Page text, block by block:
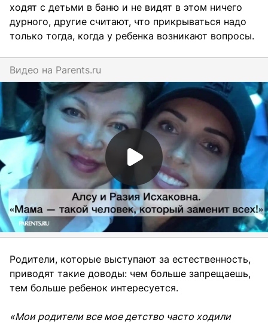
ходят с детьми в баню и не видят в этом ничего
дурного, другие считают, что прикрываться надо
только тогда, когда у ребенка возникают вопросы.
Видео на parents.ru
Родители, которые выступают за естественность,
приводят такие доводы: чем больше запрещаешь,
тем больше ребенок интересуется.
«Мои родители все мое детство часто ходили